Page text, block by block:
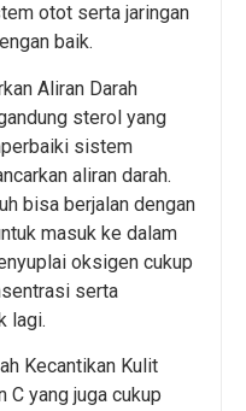
otot serta jaringan
baik.
Aliran Darah
sterol yang
sistem
aliran darah.
bisa berjalan dengan
masuk ke dalam
oksigen cukup
serta
lagi.
Kecantikan Kulit
C yang juga cukup